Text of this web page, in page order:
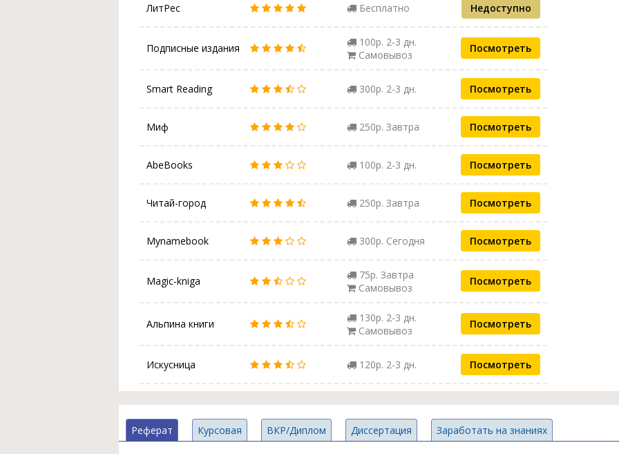
ЛитРес Бесплатно Недоступно
Подписные издания
100р. 2-3 дн.
Самовывоз
Посмотреть
Smart Reading 300р. 2-3 дн. Посмотреть
Миф 250р. Завтра Посмотреть
AbeBooks 100р. 2-3 дн. Посмотреть
Читай-город 250р. Завтра Посмотреть
Mynamebook 300р. Сегодня Посмотреть
Magic-kniga
75р. Завтра
Самовывоз
Посмотреть
Альпина книги
130р. 2-3 дн.
Самовывоз
Посмотреть
Искусница 120р. 2-3 дн. Посмотреть
Реферат Курсовая ВКР/Диплом Диссертация Заработать на знаниях